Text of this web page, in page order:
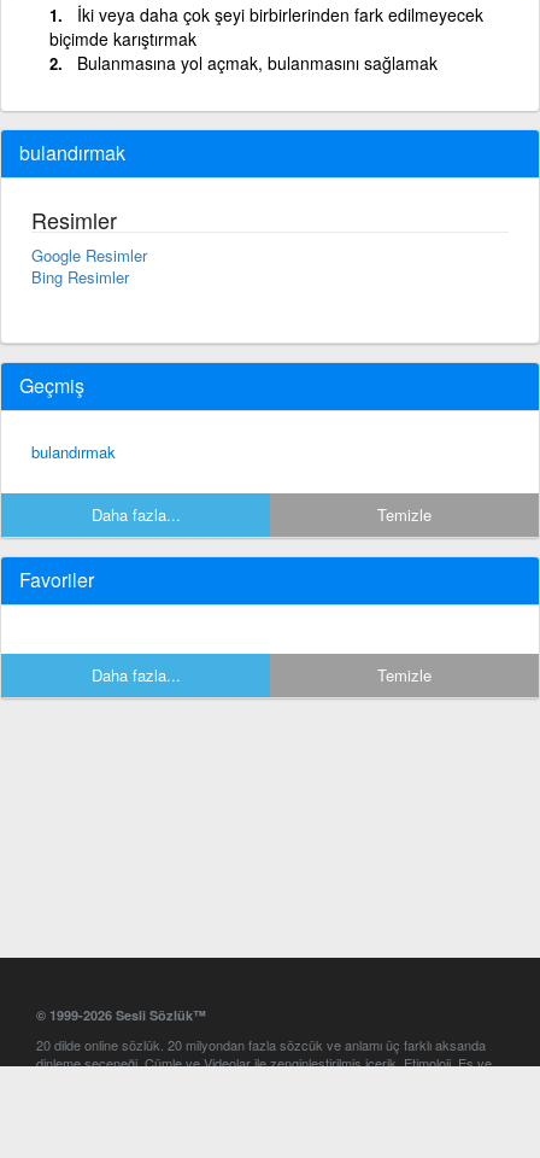
İki veya daha çok şeyi birbirlerinden fark edilmeyecek
biçimde karıştırmak
Bulanmasına yol açmak, bulanmasını sağlamak
bulandırmak
Resimler
Google Resimler
Bing Resimler
Geçmiş
bulandırmak
Daha fazla... Temizle
Favoriler
Daha fazla... Temizle
© 1999-2026 Sesli Sözlük™
20 dilde online sözlük. 20 milyondan fazla sözcük ve anlamı üç farklı aksanda
dinleme seçeneği. Cümle ve Videolar ile zenginleştirilmiş içerik. Etimoloji, Eş ve